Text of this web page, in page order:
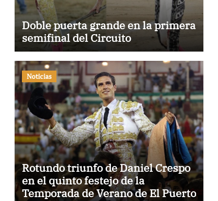
Doble puerta grande en la primera
semifinal del Circuito
Noticias
Rotundo triunfo de Daniel Crespo
en el quinto festejo de la
Temporada de Verano de El Puerto